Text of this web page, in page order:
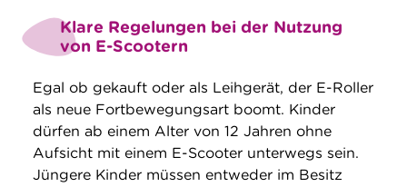
Klare Regelungen bei der Nutzung
von E-Scootern
Egal ob gekauft oder als Leihgerät, der E-Roller
als neue Fortbewegungsart boomt. Kinder
dürfen ab einem Alter von 12 Jahren ohne
Aufsicht mit einem E-Scooter unterwegs sein.
Jüngere Kinder müssen entweder im Besitz